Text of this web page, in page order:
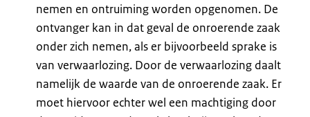
nemen en ontruiming worden opgenomen. De
ontvanger kan in dat geval de onroerende zaak
onder zich nemen, als er bijvoorbeeld sprake is
van verwaarlozing. Door de verwaarlozing daalt
namelijk de waarde van de onroerende zaak. Er
moet hiervoor echter wel een machtiging door